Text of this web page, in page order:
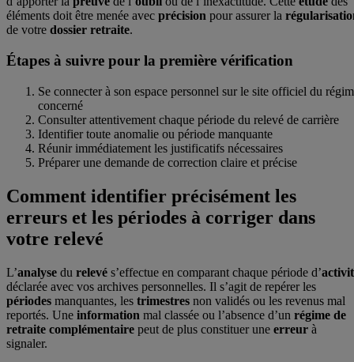
éléments doit être menée avec précision pour assurer la
de votre dossier retraite.
Étapes à suivre pour la première vérification
Se connecter à son espace personnel sur le site officiel du
concerné
Consulter attentivement chaque période du relevé de carrière
Identifier toute anomalie ou période manquante
Réunir immédiatement les justificatifs nécessaires
Préparer une demande de correction claire et précise
Comment identifier précisément les
erreurs et les périodes à corriger dans
votre relevé
L’analyse du relevé s’effectue en comparant chaque période d’
déclarée avec vos archives personnelles. Il s’agit de repérer les
périodes manquantes, les trimestres non validés ou les revenus mal
reportés. Une information mal classée ou l’absence d’un régime de
retraite complémentaire peut de plus constituer une erreur à
signaler.